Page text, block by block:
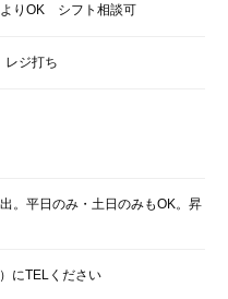
りOK シフト相談可
レジ打ち
。平日のみ・土日のみもOK。昇
にTELください